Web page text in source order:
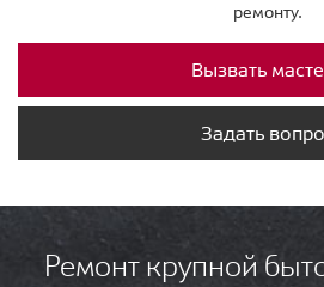
ремонту.
Вызвать
Задать
Ремонт крупной